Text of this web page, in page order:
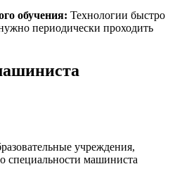
обучения: Технологии быстро
периодически проходить
учреждения,
специальности машиниста